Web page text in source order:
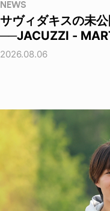
NEWS
サヴィダキスの未
──JACUZZI -
2026.08.06